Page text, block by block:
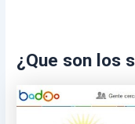
¿Que son los